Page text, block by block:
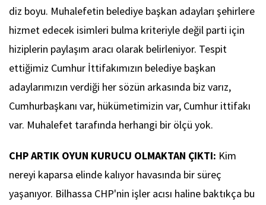
diz boyu. Muhalefetin belediye başkan adayları şehirlere
hizmet edecek isimleri bulma kriteriyle değil parti için
hiziplerin paylaşım aracı olarak belirleniyor. Tespit
ettiğimiz Cumhur İttifakımızın belediye başkan
adaylarımızın verdiği her sözün arkasında biz varız,
Cumhurbaşkanı var, hükümetimizin var, Cumhur ittifakı
var. Muhalefet tarafında herhangi bir ölçü yok.
CHP ARTIK OYUN KURUCU OLMAKTAN ÇIKTI: Kim
nereyi kaparsa elinde kalıyor havasında bir süreç
yaşanıyor. Bilhassa CHP'nin işler acısı haline baktıkça bu